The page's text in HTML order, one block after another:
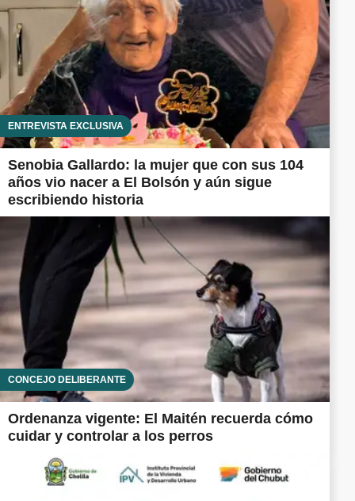
ENTREVISTA EXCLUSIVA
Senobia Gallardo: la mujer que con sus 104
años vio nacer a El Bolsón y aún sigue
escribiendo historia
CONCEJO DELIBERANTE
Ordenanza vigente: El Maitén recuerda cómo
cuidar y controlar a los perros